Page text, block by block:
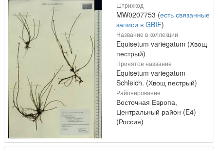
Штрихкод
MW0207753 (есть связанные
записи в GBIF)
Название в коллекции
Equisetum variegatum (Хвощ
пестрый)
Принятое название
Equisetum variegatum
Schleich. (Хвощ пестрый)
Районирование
Восточная Европа,
Центральный район (E4)
(Россия)